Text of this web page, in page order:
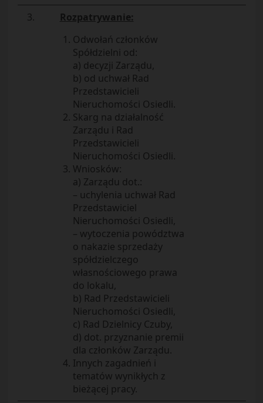
3.
Rozpatrywanie:
Odwołań członków
Spółdzielni od:
a) decyzji Zarządu,
b) od uchwał Rad
Przedstawicieli
Nieruchomości Osiedli.
Skarg na działalność
Zarządu i Rad
Przedstawicieli
Nieruchomości Osiedli.
Wniosków:
a) Zarządu dot.:
– uchylenia uchwał Rad
Przedstawiciel
Nieruchomości Osiedli,
– wytoczenia powództwa
o nakazie sprzedaży
spółdzielczego
własnościowego prawa
do lokalu,
b) Rad Przedstawicieli
Nieruchomości Osiedli,
c) Rad Dzielnicy Czuby,
d) dot. przyznanie premii
dla członków Zarządu.
Innych zagadnień i
tematów wynikłych z
bieżącej pracy.